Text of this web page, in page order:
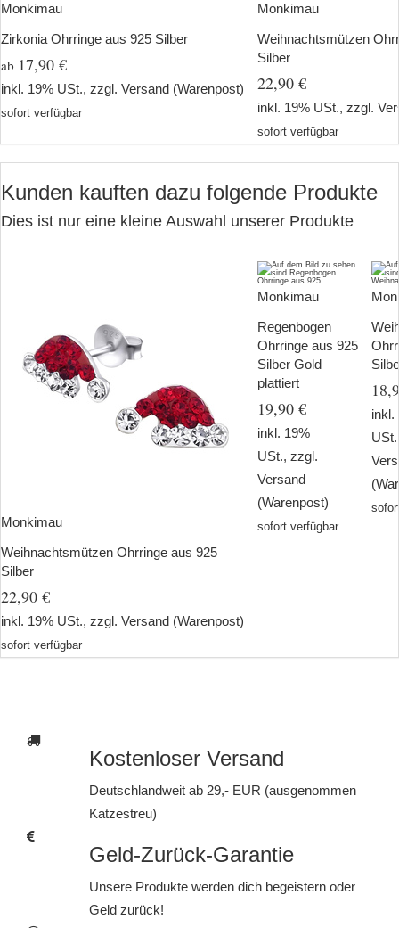
Monkimau
Zirkonia Ohrringe aus 925 Silber
ab 17,90 €
inkl. 19% USt., zzgl. Versand (Warenpost)
sofort verfügbar
Monkimau
Weihnachtsmützen
Silber
22,90 €
inkl. 19% USt., zzgl.
sofort verfügbar
Kunden kauften dazu folgende Produkte
Dies ist nur eine kleine Auswahl unserer Produkte
Monkimau
Weihnachtsmützen Ohrringe aus 925
Silber
22,90 €
inkl. 19% USt., zzgl. Versand (Warenpost)
sofort verfügbar
Monkimau
Regenbogen
Ohrringe aus 925
Silber Gold
plattiert
19,90 €
inkl. 19%
USt., zzgl.
Versand
(Warenpost)
sofort verfügbar
inkl.
Kostenloser Versand
Deutschlandweit ab 29,- EUR (ausgenommen
Katzestreu)
Geld-Zurück-Garantie
Unsere Produkte werden dich begeistern oder
Geld zurück!